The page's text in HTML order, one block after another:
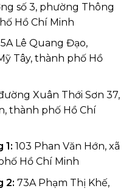
số 3, phường Thông
Hồ Chí Minh
5A Lê Quang Đạo,
Tây, thành phố Hồ
Xuân Thới Sơn 37,
thành phố Hồ Chí
1: 103 Phan Văn Hớn, xã
Hồ Chí Minh
2: 73A Phạm Thị Khế,